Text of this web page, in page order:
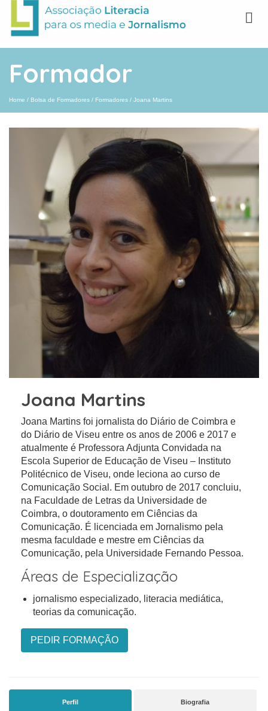
Formador
Home / Bolsa de Formadores / Formadores / Joana Martins
Joana Martins
Joana Martins foi jornalista do Diário de Coimbra e
do Diário de Viseu entre os anos de 2006 e 2017 e
atualmente é Professora Adjunta Convidada na
Escola Superior de Educação de Viseu – Instituto
Politécnico de Viseu, onde leciona ao curso de
Comunicação Social. Em outubro de 2017 concluiu,
na Faculdade de Letras da Universidade de
Coimbra, o doutoramento em Ciências da
Comunicação. É licenciada em Jornalismo pela
mesma faculdade e mestre em Ciências da
Comunicação, pela Universidade Fernando Pessoa.
Áreas de Especialização
jornalismo especializado, literacia mediática,
teorias da comunicação.
PEDIR FORMAÇÃO
Perfil Biografia